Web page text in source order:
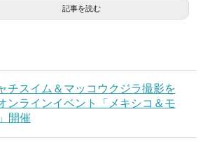
記事を読む
チスイム＆マッコウクジラ撮影を
ンラインイベント「メキシコ＆モ
開催